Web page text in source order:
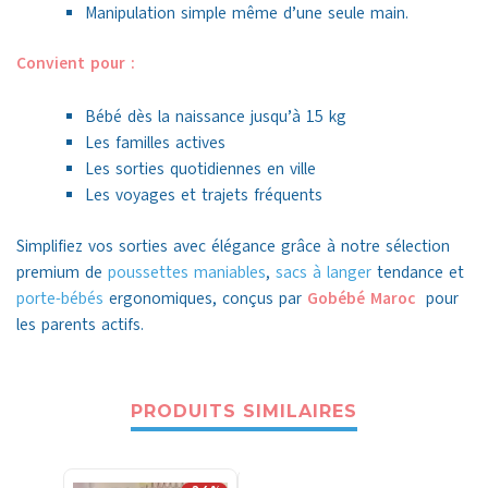
Manipulation simple même d’une seule main.
Convient pour :
Bébé dès la naissance jusqu’à 15 kg
Les familles actives
Les sorties quotidiennes en ville
Les voyages et trajets fréquents
Simplifiez vos sorties avec élégance grâce à notre sélection
premium de poussettes maniables, sacs à langer tendance et
porte-bébés ergonomiques, conçus par Gobébé Maroc pour
les parents actifs.
PRODUITS SIMILAIRES